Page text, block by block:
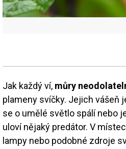
Jak každý ví, můry
plameny svíčky. Jejich vášeň
se o umělé světlo spálí nebo
uloví nějaký predátor. V
lampy nebo podobné zdroje